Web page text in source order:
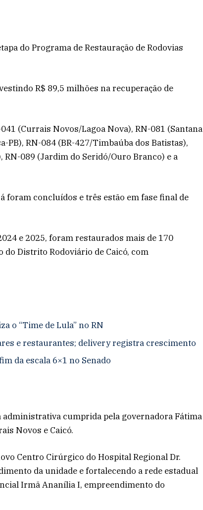
do Programa de Restauração de Rodovias
R$ 89,5 milhões na recuperação de
(Currais Novos/Lagoa Nova), RN-081 (Santana
PB), RN-084 (BR-427/Timbaúba dos Batistas),
089 (Jardim do Seridó/Ouro Branco) e a
foram concluídos e três estão em fase final de
e 2025, foram restaurados mais de 170
Distrito Rodoviário de Caicó, com
o “Time de Lula” no RN
e restaurantes; delivery registra crescimento
da escala 6×1 no Senado
administrativa cumprida pela governadora Fátima
Novos e Caicó.
Centro Cirúrgico do Hospital Regional Dr.
da unidade e fortalecendo a rede estadual
Irmã Ananília I, empreendimento do